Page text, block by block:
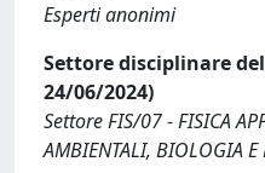
Esperti anonimi
Settore disciplinare
24/06/2024)
Settore FIS/07 - FISICA
AMBIENTALI, BIOLOGIA E